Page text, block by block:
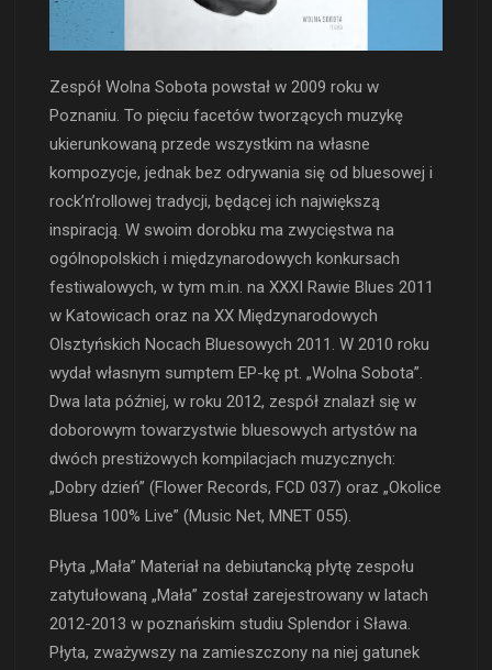
Zespół Wolna Sobota powstał w 2009 roku w
Poznaniu. To pięciu facetów tworzących muzykę
ukierunkowaną przede wszystkim na własne
kompozycje, jednak bez odrywania się od bluesowej i
rock’n’rollowej tradycji, będącej ich największą
inspiracją. W swoim dorobku ma zwycięstwa na
ogólnopolskich i międzynarodowych konkursach
festiwalowych, w tym m.in. na XXXI Rawie Blues 2011
w Katowicach oraz na XX Międzynarodowych
Olsztyńskich Nocach Bluesowych 2011. W 2010 roku
wydał własnym sumptem EP-kę pt. „Wolna Sobota”.
Dwa lata później, w roku 2012, zespół znalazł się w
doborowym towarzystwie bluesowych artystów na
dwóch prestiżowych kompilacjach muzycznych:
„Dobry dzień” (Flower Records, FCD 037) oraz „Okolice
Bluesa 100% Live” (Music Net, MNET 055).
Płyta „Mała” Materiał na debiutancką płytę zespołu
zatytułowaną „Mała” został zarejestrowany w latach
2012-2013 w poznańskim studiu Splendor i Sława.
Płyta, zważywszy na zamieszczony na niej gatunek